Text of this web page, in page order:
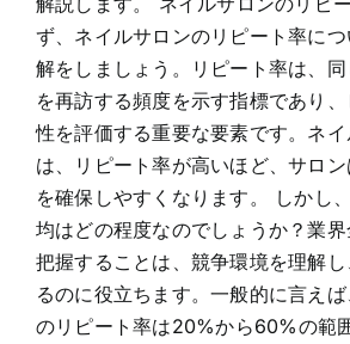
ず、ネイルサロンのリピート率に
解をしましょう。リピート率は、
を再訪する頻度を示す指標であり
性を評価する重要な要素です。ネ
は、リピート率が高いほど、サロ
を確保しやすくなります。 しかし
均はどの程度なのでしょうか？業
把握することは、競争環境を理解
るのに役立ちます。一般的に言え
のリピート率は20%から60%の範